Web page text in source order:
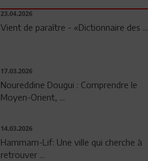
23.04.2026
Vient de paraître - «Dictionnaire des ...
17.03.2026
Noureddine Dougui : Comprendre le
Moyen-Orient, ...
14.03.2026
Hammam-Lif: Une ville qui cherche à
retrouver ...